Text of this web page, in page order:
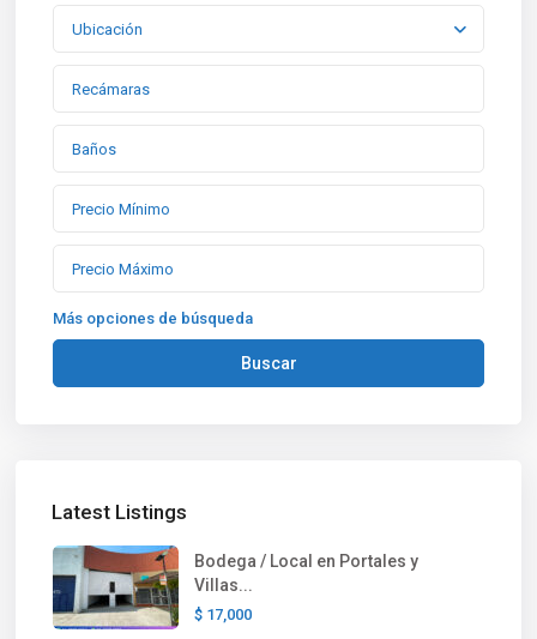
Ubicación
Más opciones de búsqueda
Buscar
Latest Listings
Bodega / Local en Portales y
Villas...
$ 17,000